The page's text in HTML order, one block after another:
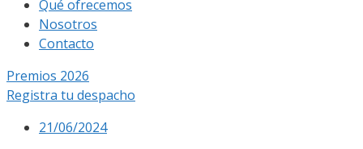
Qué ofrecemos
Nosotros
Contacto
Premios 2026
Registra tu despacho
21/06/2024